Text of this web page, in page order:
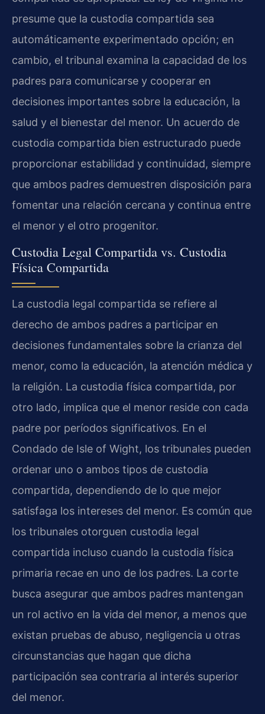
presume que la custodia compartida sea
automáticamente experimentado opción; en
cambio, el tribunal examina la capacidad de los
padres para comunicarse y cooperar en
decisiones importantes sobre la educación, la
salud y el bienestar del menor. Un acuerdo de
custodia compartida bien estructurado puede
proporcionar estabilidad y continuidad, siempre
que ambos padres demuestren disposición para
fomentar una relación cercana y continua entre
el menor y el otro progenitor.
Custodia Legal Compartida vs. Custodia
Física Compartida
La custodia legal compartida se refiere al
derecho de ambos padres a participar en
decisiones fundamentales sobre la crianza del
menor, como la educación, la atención médica y
la religión. La custodia física compartida, por
otro lado, implica que el menor reside con cada
padre por períodos significativos. En el
Condado de Isle of Wight, los tribunales pueden
ordenar uno o ambos tipos de custodia
compartida, dependiendo de lo que mejor
satisfaga los intereses del menor. Es común que
los tribunales otorguen custodia legal
compartida incluso cuando la custodia física
primaria recae en uno de los padres. La corte
busca asegurar que ambos padres mantengan
un rol activo en la vida del menor, a menos que
existan pruebas de abuso, negligencia u otras
circunstancias que hagan que dicha
participación sea contraria al interés superior
del menor.